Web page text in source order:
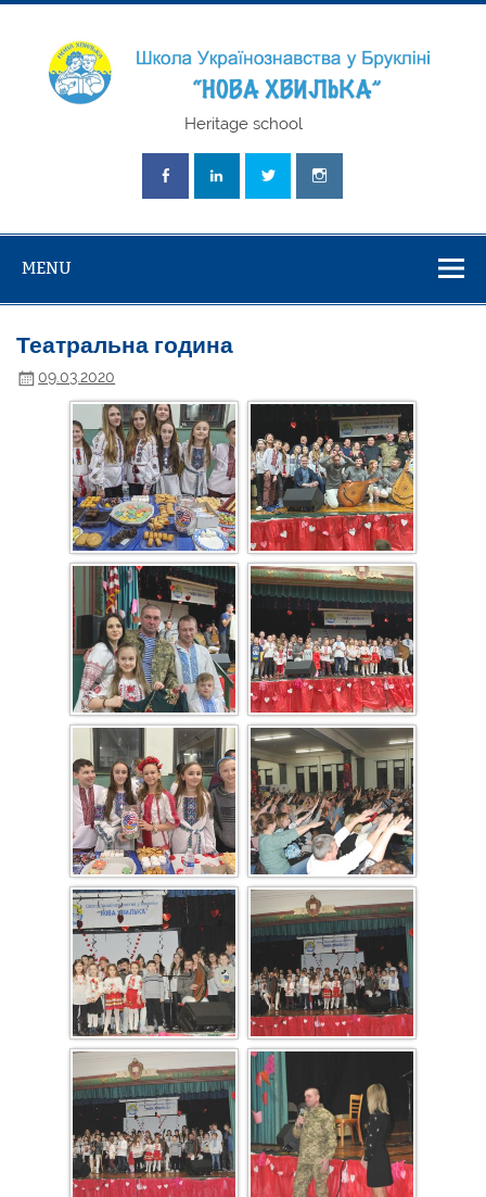
Skip
"Нова
Heritage school
MENU
Театральна година
09.03.2020